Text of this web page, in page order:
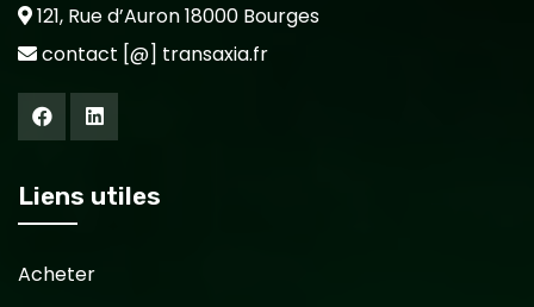
121, Rue d’Auron 18000 Bourges
contact [@] transaxia.fr
Liens utiles
Acheter